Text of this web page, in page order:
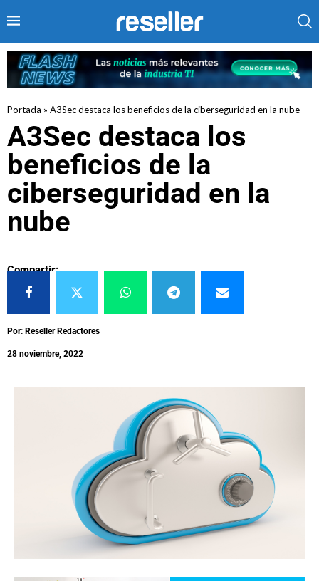
Portada » A3Sec destaca los beneficios de la ciberseguridad en la nube
A3Sec destaca los
beneficios de la
ciberseguridad en la
nube
Compartir:
Por: Reseller Redactores
28 noviembre, 2022